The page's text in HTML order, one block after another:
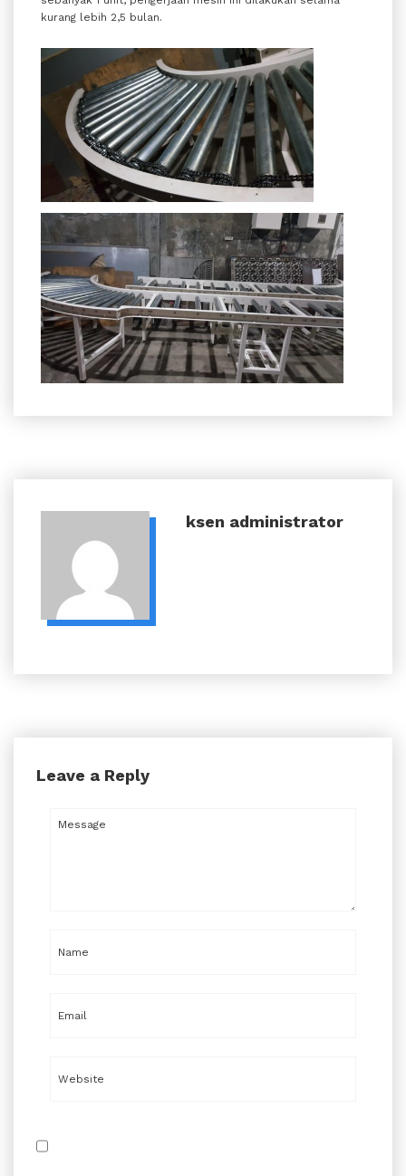
kurang lebih 2,5 bulan.
ksen administrator
Leave a Reply